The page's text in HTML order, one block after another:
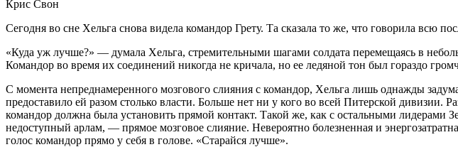
Крис Свон
Сегодня во сне Хельга снова видела командор Грету. Та сказала то же, что говорила всю
«Куда уж лучше?» — думала Хельга, стремительными шагами солдата перемещаясь в
Командор во время их соединений никогда не кричала, но ее ледяной тон был гораздо
С момента непреднамеренного мозгового слияния с командор, Хельга лишь однажды
предоставило ей разом столько власти. Больше нет ни у кого во всей Питерской
командор должна была установить прямой контакт. Такой же, как с остальными лидерами
недоступный арлам, — прямое мозговое слияние. Невероятно болезненная и
голос командор прямо у себя в голове. «Старайся лучше».